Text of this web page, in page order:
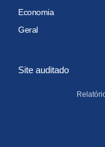
Economia
Geral
Site auditado